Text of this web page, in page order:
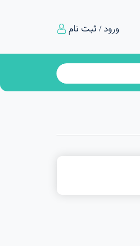
ورود / ثبت نام